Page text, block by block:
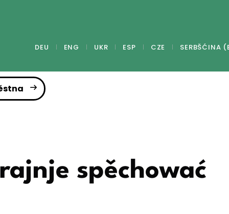
DEU ENG UKR ESP CZE SERBŠĆINA
spěchować